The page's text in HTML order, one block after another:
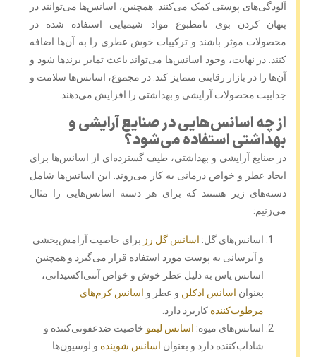
آلودگی‌های پوستی کمک می‌کنند. همچنین، اسانس‌ها می‌توانند در
پنهان کردن بوی نامطبوع مواد شیمیایی استفاده شده در
محصولات موثر باشند و ترکیبات خوش عطری را به آن‌ها اضافه
کنند. در نهایت، وجود اسانس‌ها می‌تواند باعث تمایز برندها شود و
آن‌ها را در بازار رقابتی متمایز کند. در مجموع، اسانس‌ها سلامت و
جذابیت محصولات آرایشی و بهداشتی را افزایش می‌دهند.
از چه اسانس‌هایی در صنایع آرایشی و
بهداشتی استفاده می‌شود؟
در صنایع آرایشی و بهداشتی، طیف گسترده‌ای از اسانس‌ها برای
ایجاد عطر و خواص درمانی به کار می‌روند. این اسانس‌ها شامل
دسته‌های زیر هستند که برای هر دسته اسانس‌هایی را مثال
می‌زنیم:
اسانس‌های گل: اسانس گل رز برای خاصیت آرامش‌بخشی
و آبرسانی به پوست مورد استفاده قرار می‌گیرد و همچنین
اسانس یاس به دلیل عطر خوش و خواص آنتی‌اکسیدانی،
بعنوان اسانس ادکلن و عطر و اسانس کرم‌های
مرطوب‌کننده‌ کاربرد دارد.
اسانس‌های میوه: اسانس لیمو خاصیت ضدعفونی‌کننده و
شاداب‌کننده دارد و بعنوان اسانس شوینده‌ و لوسیون‌ها